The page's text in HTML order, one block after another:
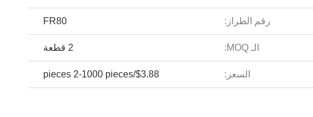
رقم الطراز: FR80
الـ MOQ: 2 قطعة
السعر: $3.88/pieces 2-1000 pieces